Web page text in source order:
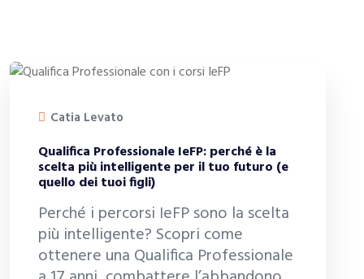
Catia Levato
Qualifica Professionale IeFP: perché è la
scelta più intelligente per il tuo futuro (e
quello dei tuoi figli)
Perché i percorsi IeFP sono la scelta
più intelligente? Scopri come
ottenere una Qualifica Professionale